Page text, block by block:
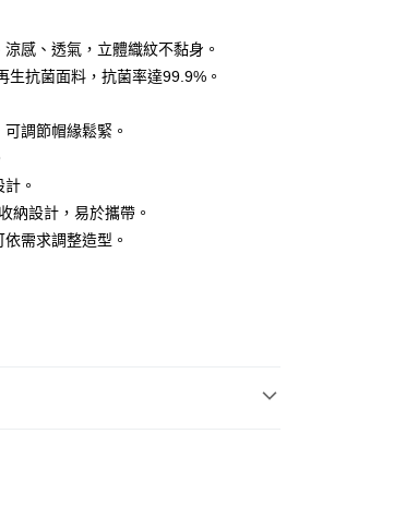
」，訂單成立後會自動跳轉到大哥付的交易
欲分期的期數、繳款截止日，確認付款後即
用金額請依後續交易確認頁面所載為準。
選擇「超商條碼／台灣大直營門市／銀行轉
品之後才付款」的支付方式。 讓您購物簡單
後，再付款。
先享後付」後，將跳轉至「AFTEE先享後
以上)免運費
感、透氣，立體織紋不黏身。
生抗菌面料，抗菌率達99.9%。
調節帽緣鬆緊。
。
納設計，易於攜帶。
需求調整造型。